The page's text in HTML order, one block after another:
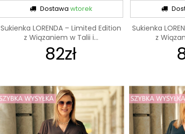
Dostawa wtorek
Sukienka LORENDA – Limited Edition
z Wiązaniem w Talii i...
82zł
Sukienka
z